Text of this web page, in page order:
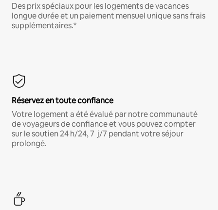
Des prix spéciaux pour les logements de vacances
longue durée et un paiement mensuel unique sans frais
supplémentaires.*
Réservez en toute confiance
Votre logement a été évalué par notre communauté
de voyageurs de confiance et vous pouvez compter
sur le soutien 24 h/24, 7 j/7 pendant votre séjour
prolongé.